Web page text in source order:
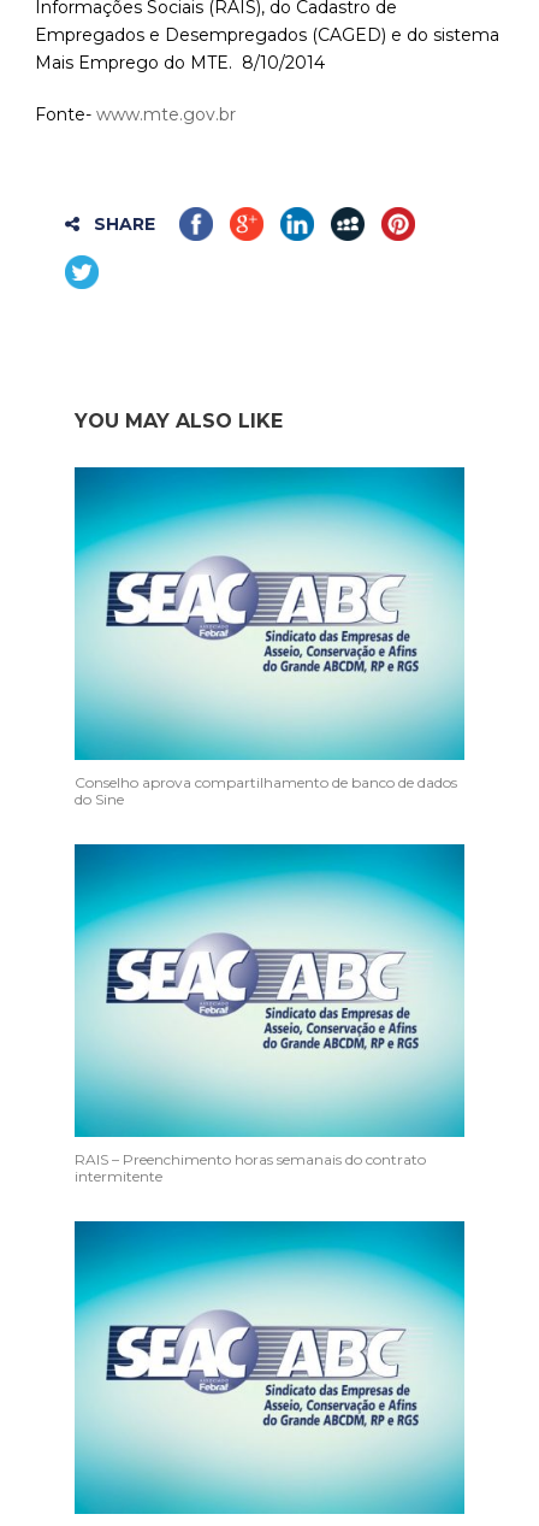
Informações Sociais (RAIS), do Cadastro de
Empregados e Desempregados (CAGED) e do sistema
Mais Emprego do MTE. 8/10/2014
Fonte- www.mte.gov.br
SHARE
YOU MAY ALSO LIKE
Conselho aprova compartilhamento de banco de dados
do Sine
RAIS – Preenchimento horas semanais do contrato
intermitente